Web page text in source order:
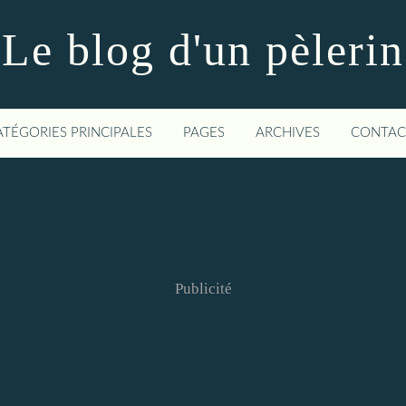
Le blog d'un pèlerin
PRINCIPALES PAGES ARCHIVES
Publicité